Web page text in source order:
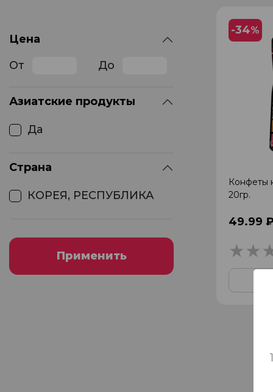
Цена
От
До
Азиатские продукты
Да
Страна
КОРЕЯ, РЕСПУБЛИКА
Применить
-34%
Конфеты
20гр.
49.99